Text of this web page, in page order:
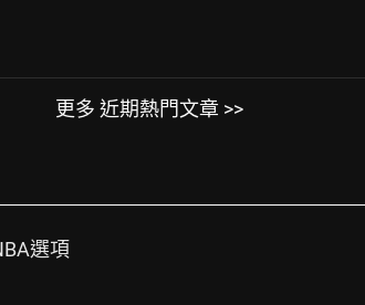
更多 近期熱門文章 >>
選項